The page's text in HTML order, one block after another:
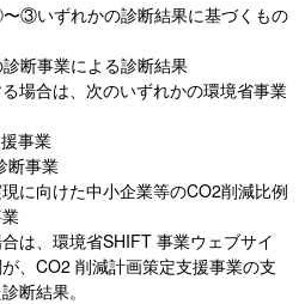
③いずれかの診断結果に基づくもの
断事業による診断結果
場合は、次のいずれかの環境省事業
事業
断事業
に向けた中⼩企業等のCO2削減⽐例
は、環境省SHIFT 事業ウェブサイ
、CO2 削減計画策定⽀援事業の⽀
断結果。